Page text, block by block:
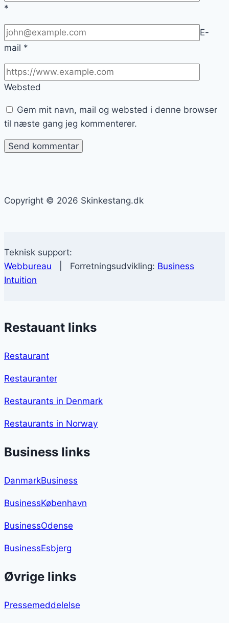
*
E-
mail *
Websted
Gem mit navn, mail og websted i denne browser
til næste gang jeg kommenterer.
Copyright © 2026 Skinkestang.dk
Teknisk support:
Webbureau | Forretningsudvikling: Business
Intuition
Restauant links
Restaurant
Restauranter
Restaurants in Denmark
Restaurants in Norway
Business links
DanmarkBusiness
BusinessKøbenhavn
BusinessOdense
BusinessEsbjerg
Øvrige links
Pressemeddelelse